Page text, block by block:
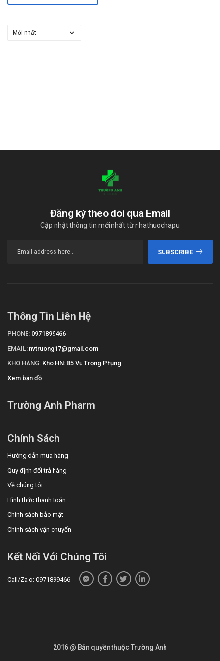
Sản phẩm tương tự
Vinpocetin 5mg Hataphar
Đăng ký theo dõi qua Email
Cập nhật thông tin mới nhất từ nhathuochapu
SUBSCRIBE
Thông Tin Liên Hệ
PHONE: 0971899466
EMAIL: nvtruong17@gmail.com
KHO HÀNG: Kho HN: 85 Vũ Trọng Phụng
Xem bản đồ
Trường Anh Pharm
Chính Sách
Hướng dẫn mua hàng
Quy định đổi trả hàng
Về chúng tôi
Hình thức thanh toán
Chính sách bảo mật
Chính sách vận chuyển
Kết Nối Với Chúng Tôi
Call/Zalo: 0971899466
2016 @ Bản quyền thuộc Trường Anh